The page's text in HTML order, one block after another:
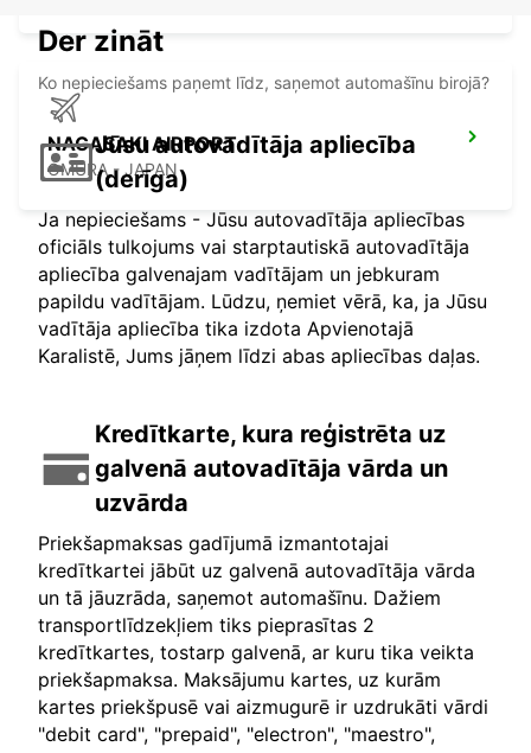
NAGASAKI AIRPORT
OMURA - JAPAN
Der zināt
Ko nepieciešams paņemt līdz, saņemot automašīnu birojā?
Jūsu autovadītāja apliecība
(derīga)
Ja nepieciešams - Jūsu autovadītāja apliecības
oficiāls tulkojums vai starptautiskā autovadītāja
apliecība galvenajam vadītājam un jebkuram
papildu vadītājam. Lūdzu, ņemiet vērā, ka, ja Jūsu
vadītāja apliecība tika izdota Apvienotajā
Karalistē, Jums jāņem līdzi abas apliecības daļas.
Kredītkarte, kura reģistrēta uz
galvenā autovadītāja vārda un
uzvārda
Priekšapmaksas gadījumā izmantotajai
kredītkartei jābūt uz galvenā autovadītāja vārda
un tā jāuzrāda, saņemot automašīnu. Dažiem
transportlīdzekļiem tiks pieprasītas 2
kredītkartes, tostarp galvenā, ar kuru tika veikta
priekšapmaksa. Maksājumu kartes, uz kurām
kartes priekšpusē vai aizmugurē ir uzdrukāti vārdi
"debit card", "prepaid", "electron", "maestro",